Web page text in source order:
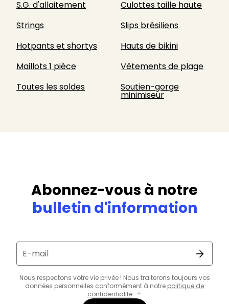
S.G. d'allaitement
Culottes taille haute
Strings
Slips brésiliens
Hotpants et shortys
Hauts de bikini
Maillots 1 pièce
Vêtements de plage
Toutes les soldes
Soutien-gorge
minimiseur
Abonnez-vous à notre
bulletin d'information
E-mail
Nous respectons votre vie privée ! Nous traiterons toujours vos
données personnelles conformément à notre politique de
confidentialité.